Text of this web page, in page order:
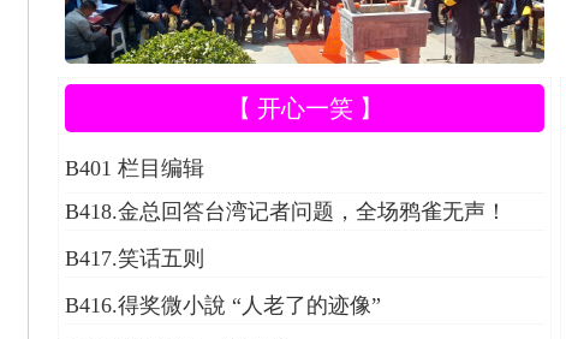
【 开心一笑 】
B401 栏目编辑
B418.金总回答台湾记者问题，全场鸦雀无声！
B417.笑话五则
B416.得奖微小說 “人老了的迹像”